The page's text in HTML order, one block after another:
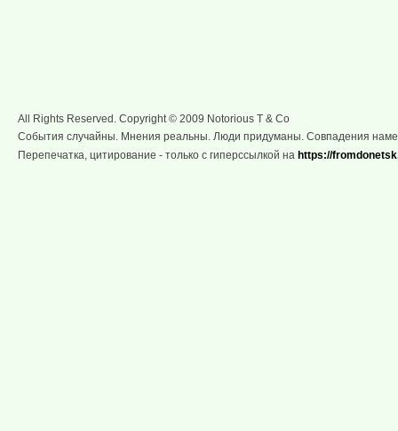
All Rights Reserved. Copyright © 2009 Notorious T & Co
События случайны. Мнения реальны. Люди придуманы. Совпадения
Перепечатка, цитирование - только с гиперссылкой на https://